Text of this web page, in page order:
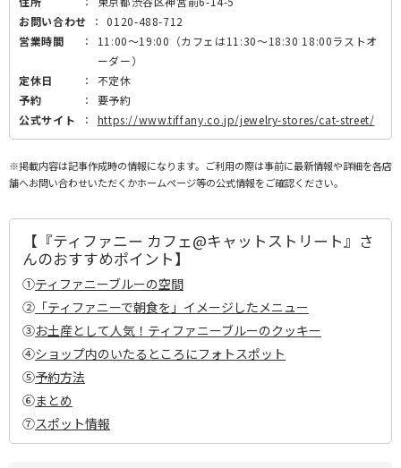
お問い合わせ
：
0120-488-712
営業時間
：
11:00～19:00（カフェは11:30～18:30 18:00ラストオ
ーダー）
定休日
：
不定休
予約
：
要予約
公式サイト
： https://www.tiffany.co.jp/jewelry-stores/cat-street/
※掲載内容は記事作成時の情報になります。ご利用の際は事前に最新情報や詳細を各店
舗へお問い合わせいただくかホームページ等の公式情報をご確認ください。
【『ティファニー カフェ@キャットストリート』さ
んのおすすめポイント】
①ティファニーブルーの空間
② 「ティファニーで朝食を」イメージしたメニュー
③お土産として人気！ティファニーブルーのクッキー
④ショップ内のいたるところにフォトスポット
⑤予約方法
⑥まとめ
⑦スポット情報